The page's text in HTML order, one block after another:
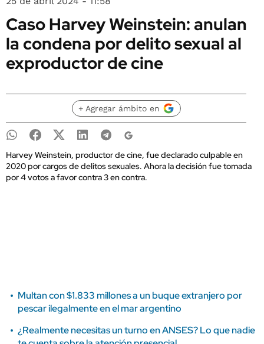
Caso Harvey Weinstein: anulan
la condena por delito sexual al
exproductor de cine
+ Agregar ámbito en
Harvey Weinstein, productor de cine, fue declarado culpable en
2020 por cargos de delitos sexuales. Ahora la decisión fue tomada
por 4 votos a favor contra 3 en contra.
Multan con $1.833 millones a un buque extranjero por
pescar ilegalmente en el mar argentino
¿Realmente necesitas un turno en ANSES? Lo que nadie